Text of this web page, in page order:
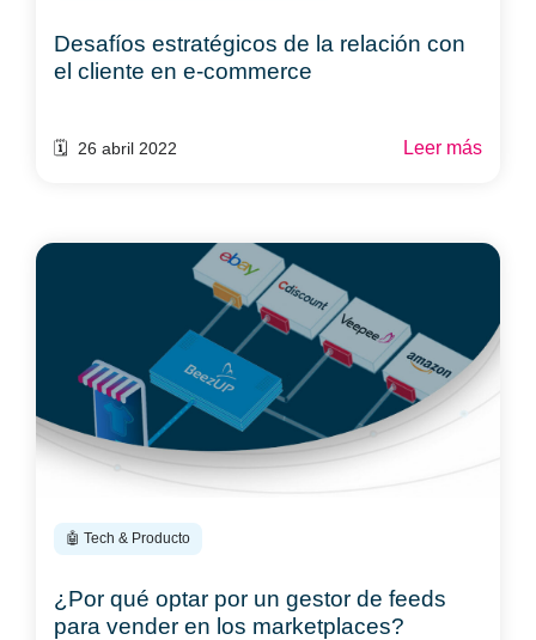
Desafíos estratégicos de la relación con
el cliente en e-commerce
🗓️ 26 abril 2022 Leer más
🤖 Tech & Producto
¿Por qué optar por un gestor de feeds
para vender en los marketplaces?